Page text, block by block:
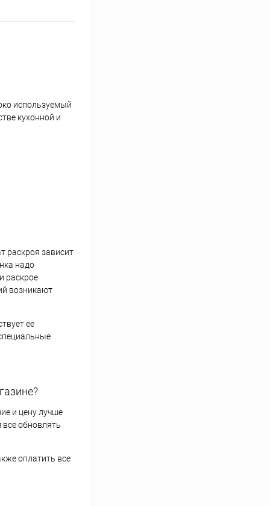
используемый
кухонной и
раскроя зависит
надо
раскрое
возникают
ее
и цену лучше
обновлять
оплатить все